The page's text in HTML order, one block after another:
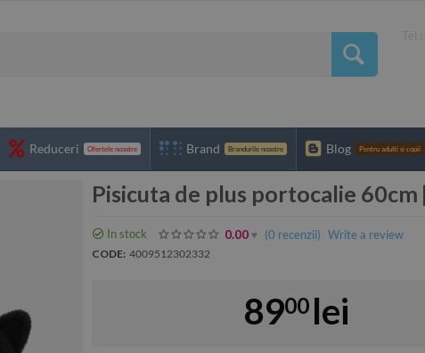
Reduceri Ofertele noastre Brand Brandurile noastre Blog Pentru adulti si copii
Pisicuta de plus portocalie 60cm
In stock 0.00 (0 recenzii) Write a review
CODE: 4009512302332
8900 lei